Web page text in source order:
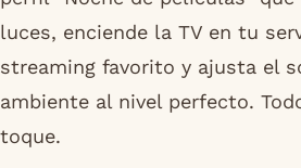
luces, enciende la TV en tu
streaming favorito y ajusta el
ambiente al nivel perfecto.
toque.